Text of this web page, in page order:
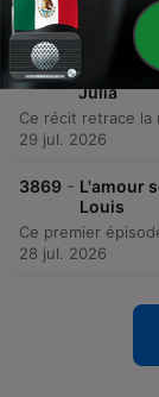
30 jul. 2026
3870 - L'amour
Julia
29 jul. 2026
3869 - L'amour
Louis
28 jul. 2026